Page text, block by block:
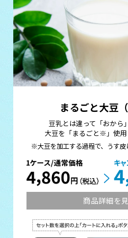
まるごと大豆
豆乳とは違って「おから
大豆を「まるごと※」使用
※大豆を加工する過程で、うす皮
商品詳細を